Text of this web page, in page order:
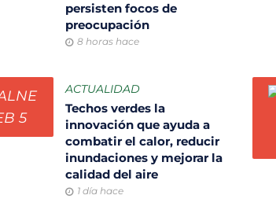
persisten focos de
preocupación
8 horas hace
ACTUALIDAD
Techos verdes la
innovación que ayuda a
combatir el calor, reducir
inundaciones y mejorar la
calidad del aire
1 día hace